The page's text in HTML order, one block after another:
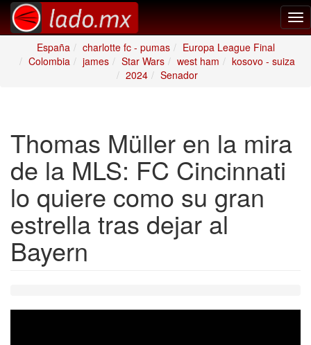
España
charlotte fc - pumas
Europa League Final
Colombia
james Star Wars west ham
kosovo - suiza
2024
Senador
Thomas Müller en la mira
de la MLS: FC Cincinnati
lo quiere como su gran
estrella tras dejar al
Bayern